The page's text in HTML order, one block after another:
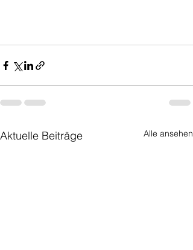
Aktuelle Beiträge Alle ansehen